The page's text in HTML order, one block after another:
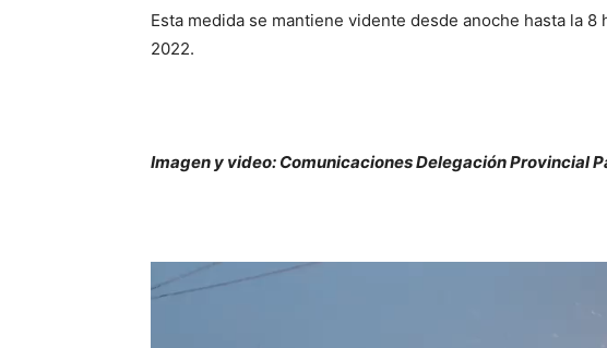
Esta medida se mantiene vidente desde anoche hasta la
2022.­
Imagen y video: Comunicaciones Delegación Provincial
de